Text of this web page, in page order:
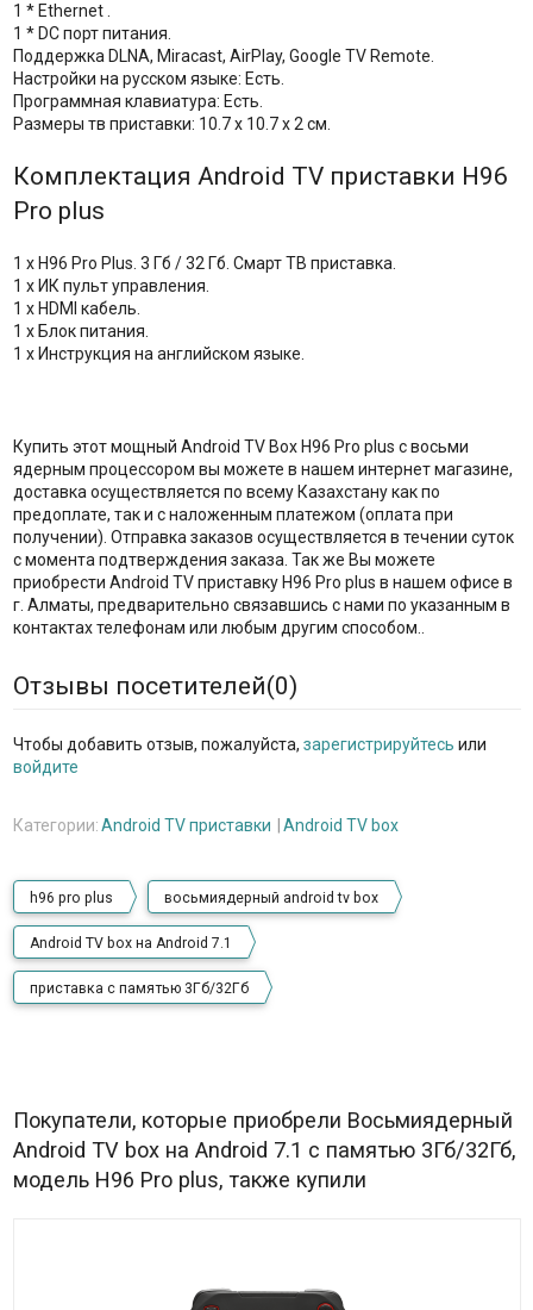
1 * Ethernet .
1 * DC порт питания.
Поддержка DLNA, Miracast, AirPlay, Google TV Remote.
Настройки на русском языке: Есть.
Программная клавиатура: Есть.
Размеры тв приставки: 10.7 x 10.7 x 2 см.
Комплектация Android TV приставки H96
Pro plus
1 x H96 Pro Plus. 3 Гб / 32 Гб. Смарт ТВ приставка.
1 x ИК пульт управления.
1 x HDMI кабель.
1 x Блок питания.
1 x Инструкция на английском языке.
Купить этот мощный Android TV Box H96 Pro plus с восьми
ядерным процессором вы можете в нашем интернет магазине,
доставка осуществляется по всему Казахстану как по
предоплате, так и с наложенным платежом (оплата при
получении). Отправка заказов осуществляется в течении суток
с момента подтверждения заказа. Так же Вы можете
приобрести Android TV приставку H96 Pro plus в нашем офисе в
г. Алматы, предварительно связавшись с нами по указанным в
контактах телефонам или любым другим способом..
Отзывы посетителей(0)
Чтобы добавить отзыв, пожалуйста, зарегистрируйтесь или
войдите
Категории:Android TV приставки Android TV box
h96 pro plus восьмиядерный android tv box
Android TV box на Android 7.1
приставка с памятью 3Гб/32Гб
Покупатели, которые приобрели Восьмиядерный
Android TV box на Android 7.1 с памятью 3Гб/32Гб,
модель H96 Pro plus, также купили